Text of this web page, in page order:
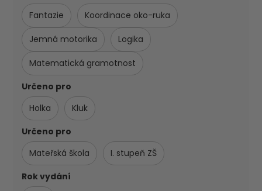
Fantazie
Koordinace oko-ruka
Jemná motorika Logika
Matematická gramotnost
Určeno pro
Holka
Kluk
Určeno pro
Mateřská škola
I. stupeň ZŠ
Rok vydání